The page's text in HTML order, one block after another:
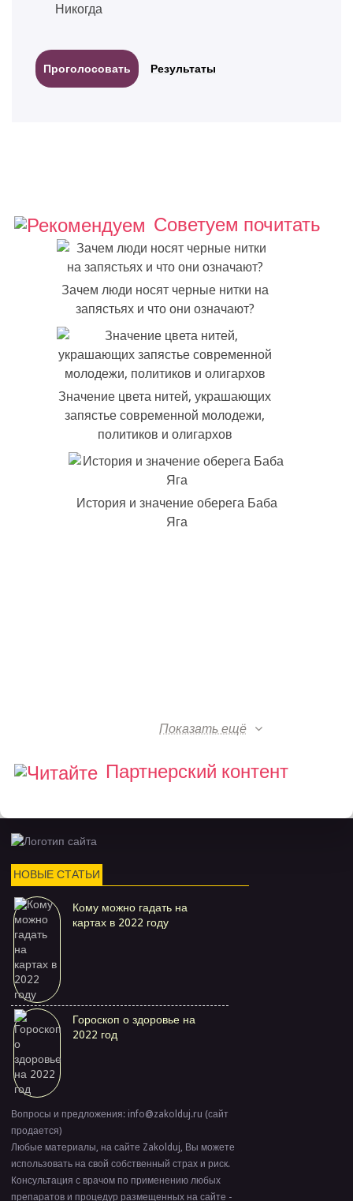
Никогда
Результаты
Советуем почитать
Зачем люди носят черные нитки на
запястьях и что они означают?
Значение цвета нитей, украшающих
запястье современной молодежи,
политиков и олигархов
История и значение оберега Баба
Яга
Показать ещё
Партнерский контент
НОВЫЕ СТАТЬИ
Кому можно гадать на
картах в 2022 году
Гороскоп о здоровье на
2022 год
Вопросы и предложения: info@zakolduj.ru (сайт
продается)
Любые материалы, на сайте Zakolduj, Вы можете
использовать на свой собственный страх и риск.
Консультация с врачом по применению любых
препаратов и процедур размещенных на сайте -